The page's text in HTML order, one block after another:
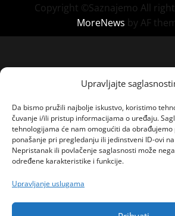
Upravljajte
Da bismo pružili najbolje iskustvo, koristimo
čuvanje i/ili pristup informacijama o uređaju.
tehnologijama će nam omogućiti da obrađujemo
ponašanje pri pregledanju ili jedinstveni ID-ovi
Nepristanak ili povlačenje saglasnosti može
određene karakteristike i funkcije.
Upravljanje uslugama
Copyright ©Saznajemo All
MoreNews by AF